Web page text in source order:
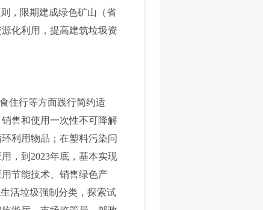
，限期建成绿色矿山（省
化利用，提高建筑垃圾资
住行等方面践行简约适
售和使用一次性不可降解
利用物品；在塑料污染问
，到2023年底，基本实现
节能技术、销售绿色产
活垃圾强制分类，探索试